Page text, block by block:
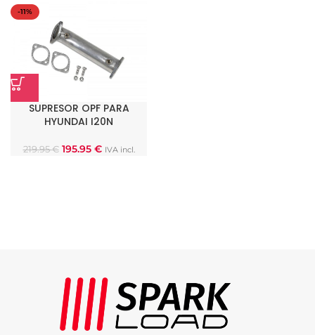
-11%
SUPRESOR OPF PARA
HYUNDAI I20N
219.95€ 195.95 € IVA incl.